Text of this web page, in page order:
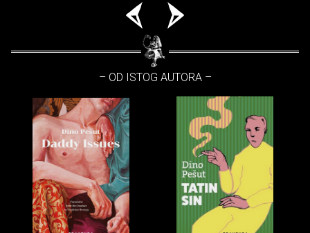
– OD ISTOG AUTORA –